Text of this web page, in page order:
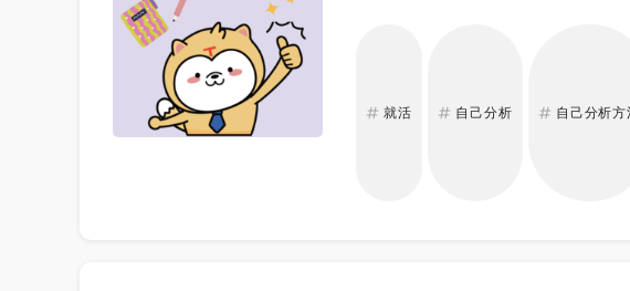
就活 自己分析 自己分析方